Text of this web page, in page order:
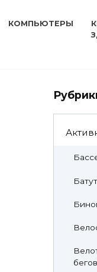
КОМПЬЮТЕРЫ